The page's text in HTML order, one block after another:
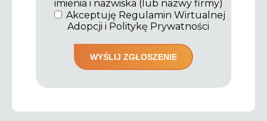
imienia i nazwiska (lub nazwy firmy)
Akceptuję Regulamin Wirtualnej
Adopcji i Politykę Prywatności